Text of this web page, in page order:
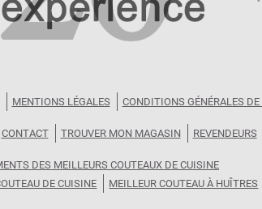
MENTIONS LÉGALES CONDITIONS GÉNÉRALES DE
CONTACT TROUVER MON MAGASIN REVENDEURS
DES MEILLEURS COUTEAUX DE CUISINE
DE CUISINE MEILLEUR COUTEAU À HUÎTRES